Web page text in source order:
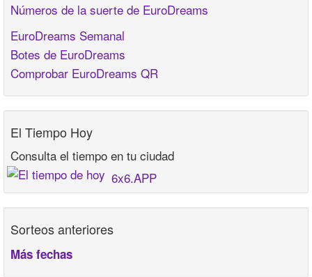
Números de la suerte de EuroDreams
EuroDreams Semanal
Botes de EuroDreams
Comprobar EuroDreams QR
El Tiempo Hoy
Consulta el tiempo en tu ciudad
6x6.APP
Sorteos anteriores
Más fechas